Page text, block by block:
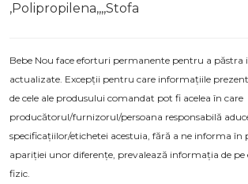
,Polipropilena,,,,Stofa
Bebe Nou face eforturi permanente pentru a
actualizate. Excepții pentru care informațiile
de cele ale produsului comandat pot fi acelea în care
producătorul/furnizorul/persoana responsabilă
specificațiilor/etichetei acestuia, fără a ne informa în
apariției unor diferențe, prevalează informația de pe
fizic.